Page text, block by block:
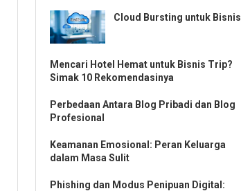
Cloud Bursting untuk Bisnis
Mencari Hotel Hemat untuk Bisnis Trip?
Simak 10 Rekomendasinya
Perbedaan Antara Blog Pribadi dan Blog
Profesional
Keamanan Emosional: Peran Keluarga
dalam Masa Sulit
Phishing dan Modus Penipuan Digital: